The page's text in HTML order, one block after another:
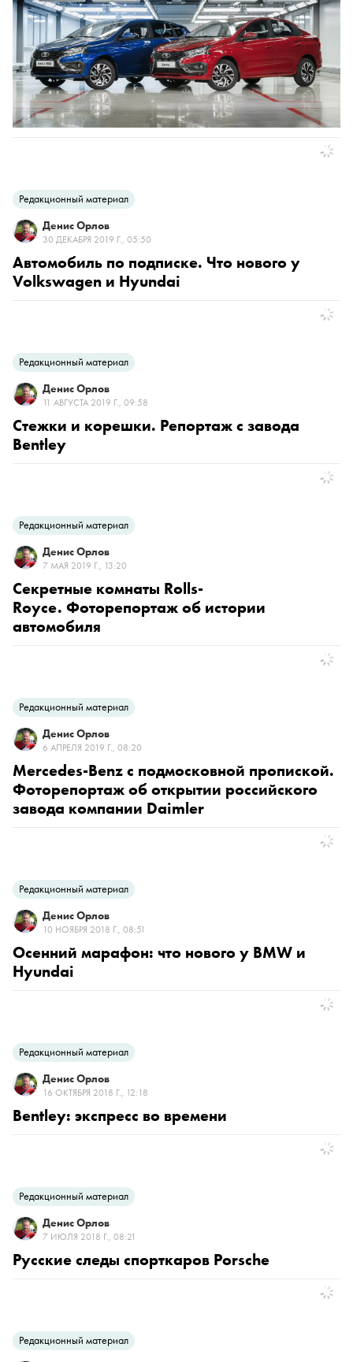
Редакционный материал
Денис Орлов
30 ДЕКАБРЯ 2019 Г., 05:50
Автомобиль по подписке. Что нового у
Volkswagen и Hyundai
Редакционный материал
Денис Орлов
11 АВГУСТА 2019 Г., 09:58
Стежки и корешки. Репортаж с завода
Bentley
Редакционный материал
Денис Орлов
7 МАЯ 2019 Г., 13:20
Секретные комнаты Rolls-
Royce. Фоторепортаж об истории
автомобиля
Редакционный материал
Денис Орлов
6 АПРЕЛЯ 2019 Г., 08:20
Mercedes-Benz с подмосковной пропиской.
Фоторепортаж об открытии российского
завода компании Daimler
Редакционный материал
Денис Орлов
10 НОЯБРЯ 2018 Г., 08:51
Осенний марафон: что нового у BMW и
Hyundai
Редакционный материал
Денис Орлов
16 ОКТЯБРЯ 2018 Г., 12:18
Bentley: экспресс во времени
Редакционный материал
Денис Орлов
7 ИЮЛЯ 2018 Г., 08:21
Русские следы спорткаров Porsche
Редакционный материал